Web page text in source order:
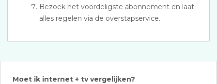
Bezoek het voordeligste abonnement en laat
alles regelen via de overstapservice.
Moet ik internet + tv vergelijken?